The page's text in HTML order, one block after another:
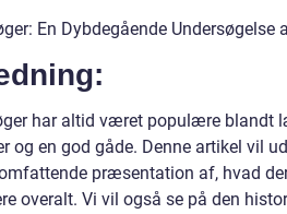
En Dybdegående Undersøgelse
har altid været populære blandt
og en god gåde. Denne artikel vil
præsentation af, hvad
overalt. Vi vil også se på den